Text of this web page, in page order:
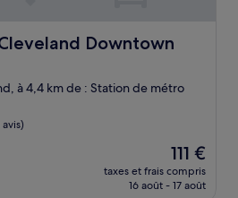
Downtown
Downtown
à 4,4 km de : Station de métro
Le
nouveau
prix
111 €
taxes et frais compris
16 août - 17 août